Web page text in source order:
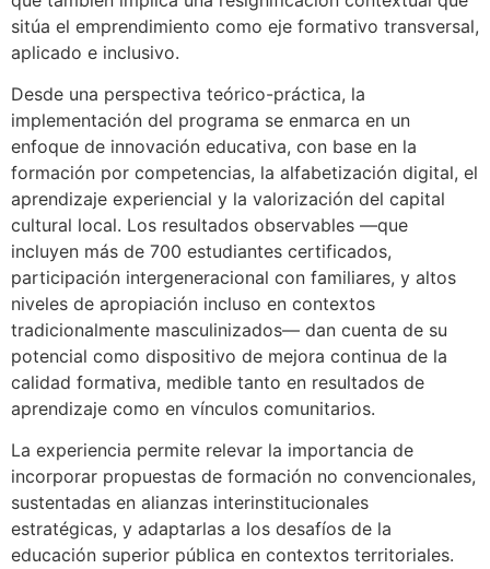
sitúa el emprendimiento como eje formativo transversal,
aplicado e inclusivo.
Desde una perspectiva teórico-práctica, la
implementación del programa se enmarca en un
enfoque de innovación educativa, con base en la
formación por competencias, la alfabetización digital, el
aprendizaje experiencial y la valorización del capital
cultural local. Los resultados observables —que
incluyen más de 700 estudiantes certificados,
participación intergeneracional con familiares, y altos
niveles de apropiación incluso en contextos
tradicionalmente masculinizados— dan cuenta de su
potencial como dispositivo de mejora continua de la
calidad formativa, medible tanto en resultados de
aprendizaje como en vínculos comunitarios.
La experiencia permite relevar la importancia de
incorporar propuestas de formación no convencionales,
sustentadas en alianzas interinstitucionales
estratégicas, y adaptarlas a los desafíos de la
educación superior pública en contextos territoriales.